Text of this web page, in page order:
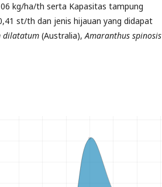
kg/ha/th serta Kapasitas tampung
st/th dan jenis hijauan yang didapat
dilatatum (Australia),Amaranthus spinosis